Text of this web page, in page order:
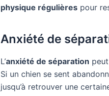
physique régulières pour
Anxiété de
L’anxiété de séparation
Si un chien se sent
jusqu’à retrouver une